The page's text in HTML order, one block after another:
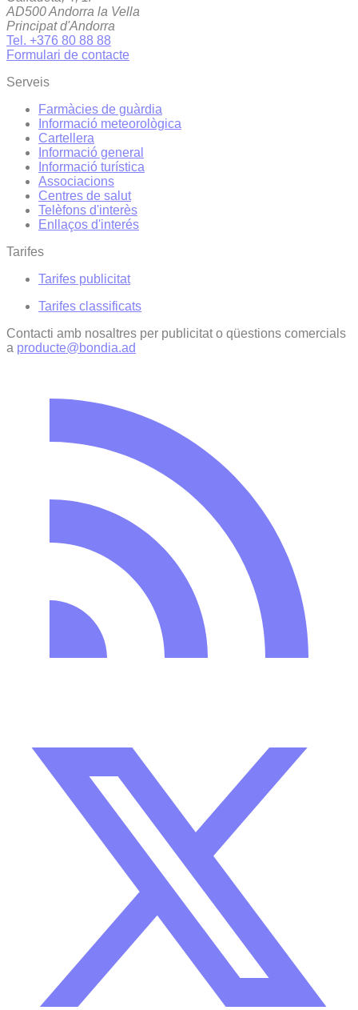
AD500 Andorra la Vella
Principat d'Andorra
Tel. +376 80 88 88
Formulari de contacte
Serveis
Farmàcies de guàrdia
Informació meteorològica
Cartellera
Informació general
Informació turística
Associacions
Centres de salut
Telèfons d'interès
Enllaços d'interés
Tarifes
Tarifes publicitat
Tarifes classificats
Contacti amb nosaltres per publicitat o qüestions comercials
a producte@bondia.ad